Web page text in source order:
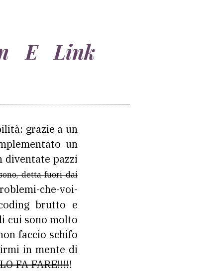
E Link
grazie a un
un
diventate pazzi
detta fuori dai
che-voi-
brutto e
cui sono molto
faccio schifo
in mente di
FA FARE!!!!!